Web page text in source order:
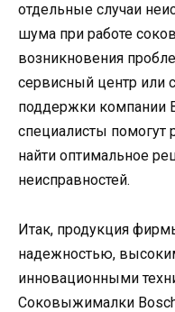
отдельные случаи
шума при работе
возникновения
сервисный центр или
поддержки компании
специалисты
найти оптимальное
неисправностей.
Итак, продукция
надежностью,
инновационными
Соковыжималки